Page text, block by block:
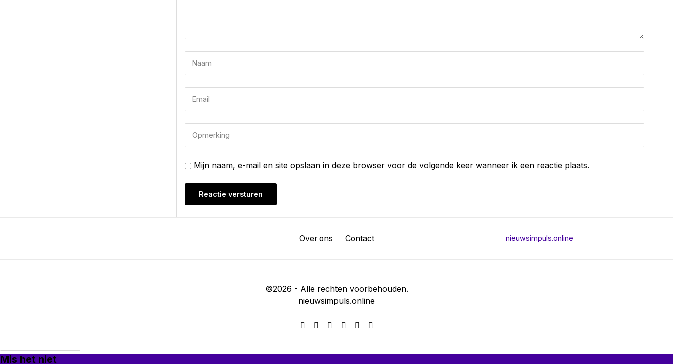
Mijn naam, e-mail en site opslaan in deze browser voor de volgende keer wanneer ik een reactie plaats.
Over ons Contact nieuwsimpuls.online
©2026 - Alle rechten voorbehouden.
nieuwsimpuls.online
Mis het niet